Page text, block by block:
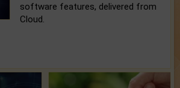
software features, delivered from
Cloud.